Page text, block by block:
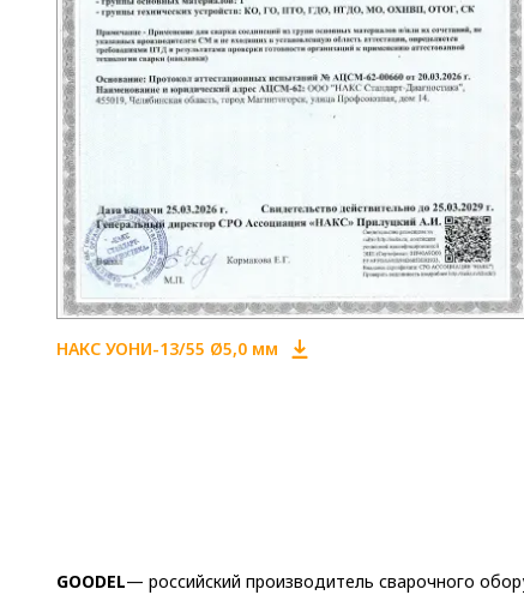
НАКС УОНИ-13/55 Ø5,0 мм
GOODEL— российский производитель сварочного